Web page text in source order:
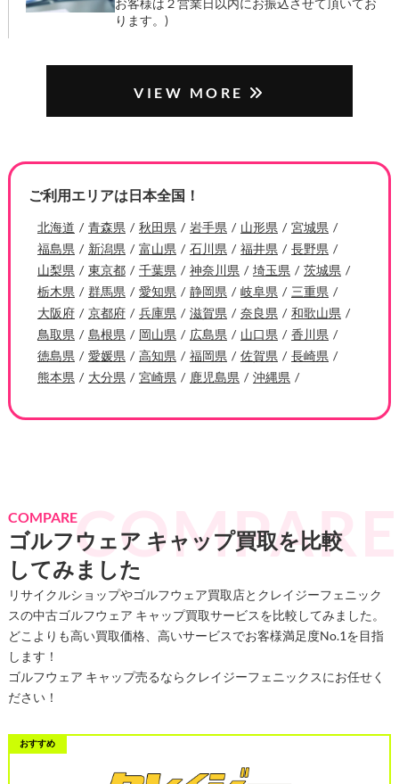
お客様は２営業日以内にお振込させて頂いてお
ります。)
VIEW MORE
ご利用エリアは日本全国！
北海道 青森県 秋田県 岩手県 山形県
宮城県
福島県
新潟県 富山県 石川県 福井県
長野県
山梨県
東京都 千葉県 神奈川県 埼玉県
茨城県
栃木県
群馬県 愛知県 静岡県 岐阜県
三重県
大阪府
京都府 兵庫県 滋賀県 奈良県
和歌山県
鳥取県
島根県 岡山県 広島県 山口県
香川県
徳島県
愛媛県 高知県 福岡県 佐賀県
長崎県
熊本県
大分県 宮崎県 鹿児島県 沖縄県
COMPARE
ゴルフウェア キャップ買取を比較
してみました
リサイクルショップやゴルフウェア買取店とクレイジーフェニック
スの中古ゴルフウェア キャップ買取サービスを比較してみました。
どこよりも高い買取価格、高いサービスでお客様満足度No.1を目指
します！
ゴルフウェア キャップ売るならクレイジーフェニックスにお任せく
ださい！